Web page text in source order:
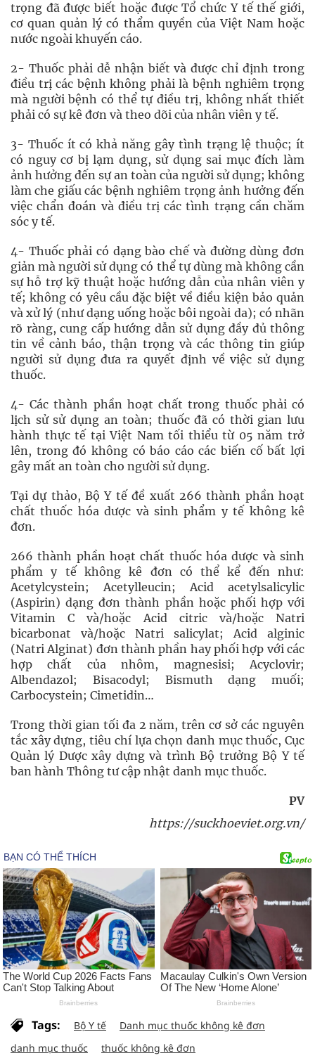
trọng đã được biết hoặc được Tổ chức Y tế thế giới,
cơ quan quản lý có thẩm quyền của Việt Nam hoặc
nước ngoài khuyến cáo.
2- Thuốc phải dễ nhận biết và được chỉ định trong
điều trị các bệnh không phải là bệnh nghiêm trọng
mà người bệnh có thể tự điều trị, không nhất thiết
phải có sự kê đơn và theo dõi của nhân viên y tế.
3- Thuốc ít có khả năng gây tình trạng lệ thuộc; ít
có nguy cơ bị lạm dụng, sử dụng sai mục đích làm
ảnh hưởng đến sự an toàn của người sử dụng; không
làm che giấu các bệnh nghiêm trọng ảnh hưởng đến
việc chẩn đoán và điều trị các tình trạng cần chăm
sóc y tế.
4- Thuốc phải có dạng bào chế và đường dùng đơn
giản mà người sử dụng có thể tự dùng mà không cần
sự hỗ trợ kỹ thuật hoặc hướng dẫn của nhân viên y
tế; không có yêu cầu đặc biệt về điều kiện bảo quản
và xử lý (như dạng uống hoặc bôi ngoài da); có nhãn
rõ ràng, cung cấp hướng dẫn sử dụng đầy đủ thông
tin về cảnh báo, thận trọng và các thông tin giúp
người sử dụng đưa ra quyết định về việc sử dụng
thuốc.
4- Các thành phần hoạt chất trong thuốc phải có
lịch sử sử dụng an toàn; thuốc đã có thời gian lưu
hành thực tế tại Việt Nam tối thiểu từ 05 năm trở
lên, trong đó không có báo cáo các biến cố bất lợi
gây mất an toàn cho người sử dụng.
Tại dự thảo, Bộ Y tế đề xuất 266 thành phần hoạt
chất thuốc hóa dược và sinh phẩm y tế không kê
đơn.
266 thành phần hoạt chất thuốc hóa dược và sinh
phẩm y tế không kê đơn có thể kể đến như:
Acetylcystein; Acetylleucin; Acid acetylsalicylic
(Aspirin) dạng đơn thành phần hoặc phối hợp với
Vitamin C và/hoặc Acid citric và/hoặc Natri
bicarbonat và/hoặc Natri salicylat; Acid alginic
(Natri Alginat) đơn thành phần hay phối hợp với các
hợp chất của nhôm, magnesisi; Acyclovir;
Albendazol; Bisacodyl; Bismuth dạng muối;
Carbocystein; Cimetidin…
Trong thời gian tối đa 2 năm, trên cơ sở các nguyên
tắc xây dựng, tiêu chí lựa chọn danh mục thuốc, Cục
Quản lý Dược xây dựng và trình Bộ trưởng Bộ Y tế
ban hành Thông tư cập nhật danh mục thuốc.
PV
https://suckhoeviet.org.vn/
Tags: Bộ Y tế
Danh mục thuốc không kê đơn
danh mục thuốc
thuốc không kê đơn